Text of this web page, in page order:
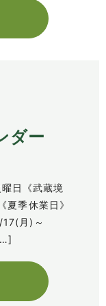
ダー
日《武蔵境
夏季休業日》
月)～